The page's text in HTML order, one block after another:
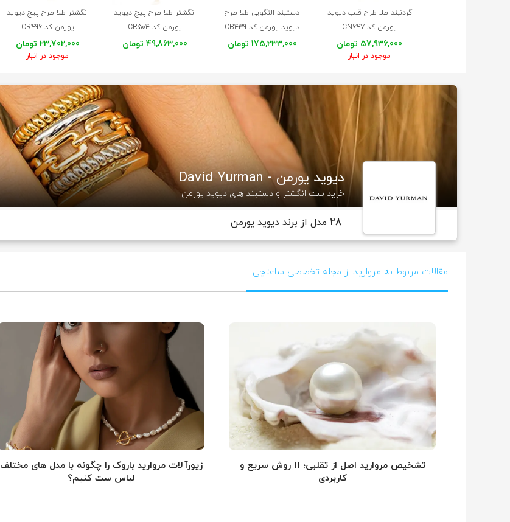
گردنبند طلا طرح قلب دیوید
یورمن کد CN647
57,936,000 تومان
موجود در انبار
دستبند النگویی طلا طرح
دیوید یورمن کد CB439
175,233,000 تومان
انگشتر طلا طرح پیچ دیوید
یورمن کد CR504
49,863,000 تومان
انگشتر طلا طرح پیچ دیوید
یورمن کد CR496
23,702,000 تومان
موجود در انبار
دیوید یورمن - David Yurman
خرید ست انگشتر و دستبند های دیوید یورمن
28 مدل از برند دیوید یورمن
مقالات مربوط به مروارید از مجله تخصصی ساعتچی
تشخیص مروارید اصل از تقلبی؛ ۱۱ روش سریع و
کاربردی
زیورآلات مروارید باروک را چگونه با مدل های مختلف
لباس ست کنیم؟